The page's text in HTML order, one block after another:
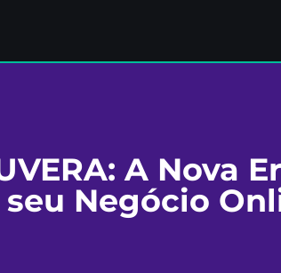
A Nova
Negócio